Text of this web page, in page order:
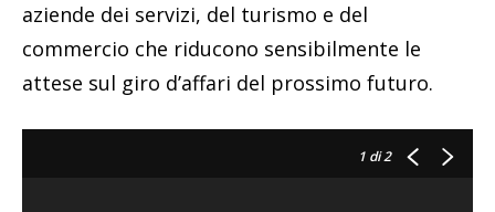
aziende dei servizi, del turismo e del
commercio che riducono sensibilmente le
attese sul giro d’affari del prossimo futuro.
1 di 2